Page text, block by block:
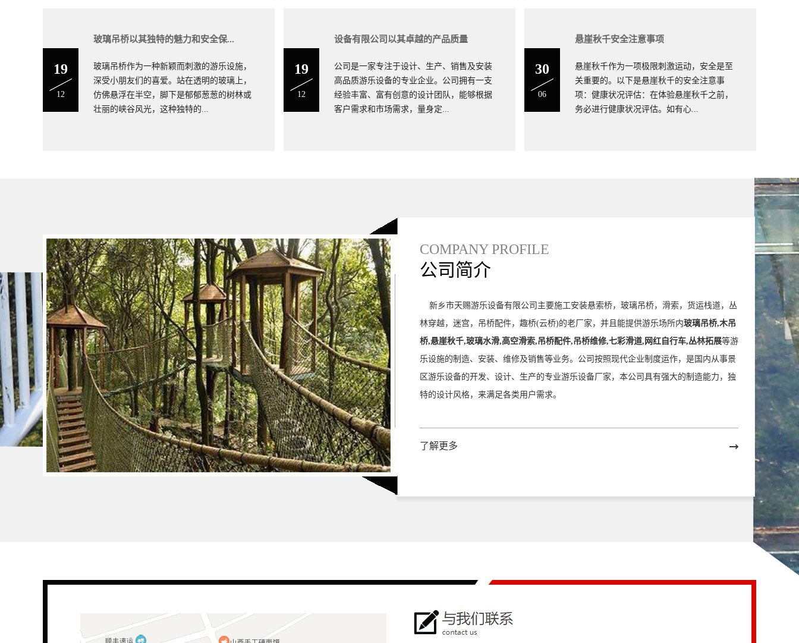
景区木板吊桥 空中自行车设备 高空丛林穿越
19
12
玻璃吊桥以其独特的魅力和安全保...
玻璃吊桥作为一种新颖而刺激的游乐设施，
深受小朋友们的喜爱。站在透明的玻璃上，
仿佛悬浮在半空，脚下是郁郁葱葱的树林或
壮丽的峡谷风光，这种独特的...
19
12
设备有限公司以其卓越的产品质量
公司是一家专注于设计、生产、销售及安装
高品质游乐设备的专业企业。公司拥有一支
经验丰富、富有创意的设计团队，能够根据
客户需求和市场需求，量身定...
30
06
悬崖秋千安全注意事项
悬崖秋千作为一项极限刺激运动，安全是至
关重要的。以下是悬崖秋千的安全注意事
项：健康状况评估：在体验悬崖秋千之前，
务必进行健康状况评估。如有心...
COMPANY PROFILE
公司简介
新乡市天赐游乐设备有限公司主要施工安装悬索桥，玻璃吊桥，滑索，货运栈道，丛
林穿越，迷宫，吊桥配件，趣桥(云桥)的老厂家，并且能提供游乐场所内玻璃吊桥,木吊
桥,悬崖秋千,玻璃水滑,高空滑索,吊桥配件,吊桥维修,七彩滑道,网红自行车,丛林拓展等游
乐设施的制造、安装、维修及销售等业务。公司按照现代企业制度运作，是国内从事景
区游乐设备的开发、设计、生产的专业游乐设备厂家，本公司具有强大的制造能力，独
特的设计风格，来满足各类用户需求。
了解更多